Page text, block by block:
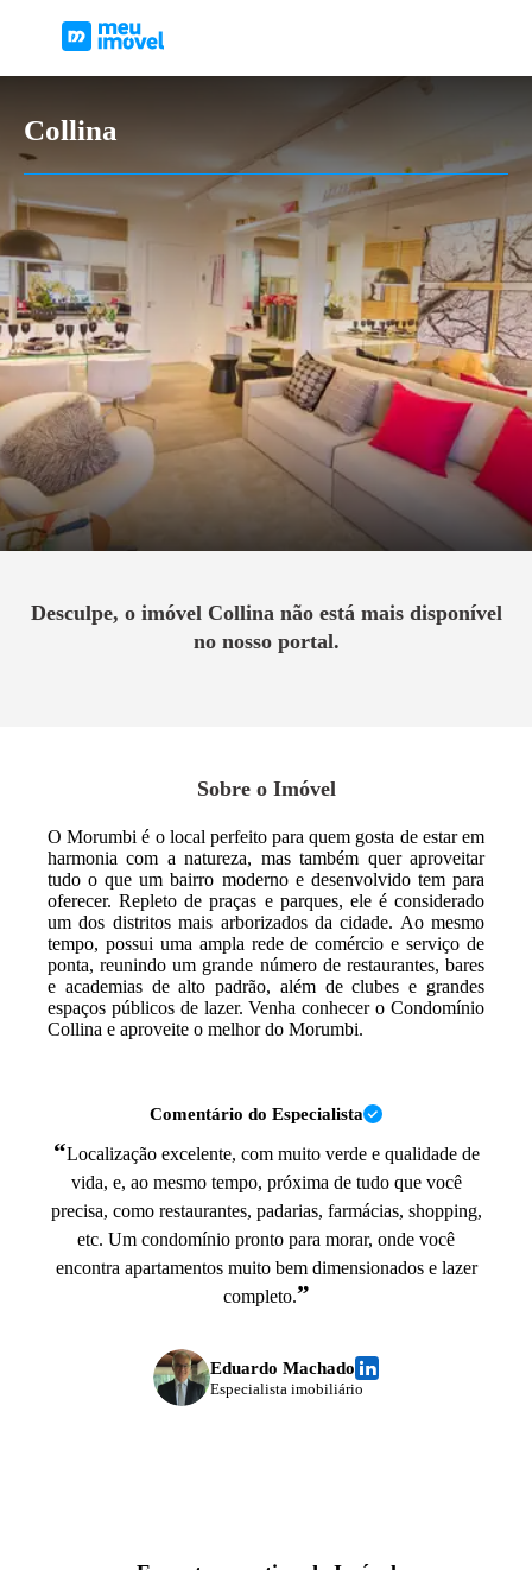
Collina
Desculpe, o imóvel Collinanão está mais disponível
no nosso portal.
Sobre o Imóvel
O Morumbi é o local perfeito para quem gosta de estar em
harmonia com a natureza, mas também quer aproveitar
tudo o que um bairro moderno e desenvolvido tem para
oferecer. Repleto de praças e parques, ele é considerado
um dos distritos mais arborizados da cidade. Ao mesmo
tempo, possui uma ampla rede de comércio e serviço de
ponta, reunindo um grande número de restaurantes, bares
e academias de alto padrão, além de clubes e grandes
espaços públicos de lazer. Venha conhecer o Condomínio
Collina e aproveite o melhor do Morumbi.
Comentário do Especialista
“Localização excelente, com muito verde e qualidade de
vida, e, ao mesmo tempo, próxima de tudo que você
precisa, como restaurantes, padarias, farmácias, shopping,
etc. Um condomínio pronto para morar, onde você
encontra apartamentos muito bem dimensionados e lazer
completo.”
Eduardo Machado
Especialista imobiliário